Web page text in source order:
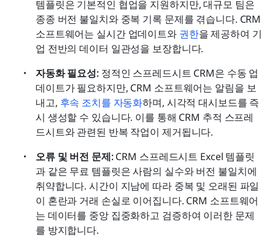
템플릿은 기본적인 협업을 지원하지만, 대규모 팀은
종종 버전 불일치와 중복 기록 문제를 겪습니다. CRM
소프트웨어는 실시간 업데이트와 권한을 제공하여 기
업 전반의 데이터 일관성을 보장합니다.
자동화 필요성: 정적인 스프레드시트 CRM은 수동 업
데이트가 필요하지만, CRM 소프트웨어는 알림을 보
내고, 후속 조치를 자동화하며, 시각적 대시보드를 즉
시 생성할 수 있습니다. 이를 통해 CRM 추적 스프레
드시트와 관련된 반복 작업이 제거됩니다.
오류 및 버전 문제: CRM 스프레드시트 Excel 템플릿
과 같은 무료 템플릿은 사람의 실수와 버전 불일치에
취약합니다. 시간이 지남에 따라 중복 및 오래된 파일
이 혼란과 거래 손실로 이어집니다. CRM 소프트웨어
는 데이터를 중앙 집중화하고 검증하여 이러한 문제
를 방지합니다.